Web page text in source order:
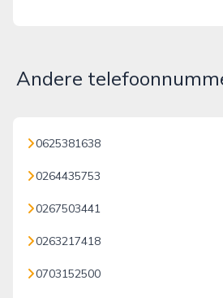
Andere
0625381638
0264435753
0267503441
0263217418
0703152500